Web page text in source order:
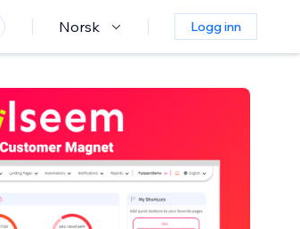
Norsk Logg inn